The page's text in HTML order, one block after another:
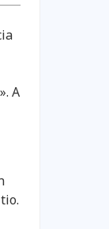
». A